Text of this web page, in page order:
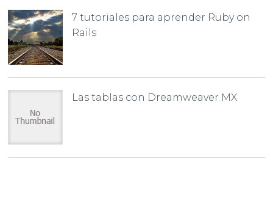
7 tutoriales para aprender Ruby on
Rails
Las tablas con Dreamweaver MX